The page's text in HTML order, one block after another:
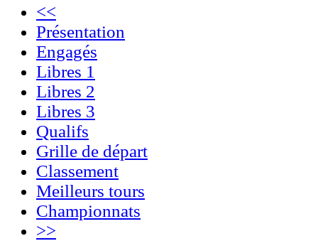
<<
Présentation
Engagés
Libres 1
Libres 2
Libres 3
Qualifs
Grille de départ
Classement
Meilleurs tours
Championnats
>>